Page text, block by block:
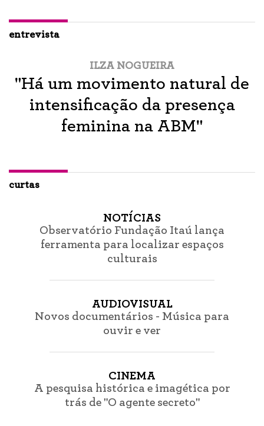
entrevista
ILZA NOGUEIRA
"Há um movimento natural de
intensificação da presença
feminina na ABM"
curtas
NOTÍCIAS
Observatório Fundação Itaú lança
ferramenta para localizar espaços
culturais
AUDIOVISUAL
Novos documentários - Música para
ouvir e ver
CINEMA
A pesquisa histórica e imagética por
trás de "O agente secreto"